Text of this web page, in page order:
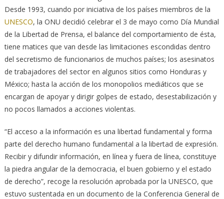
Desde 1993, cuando por iniciativa de los países miembros de la
UNESCO, la ONU decidió celebrar el 3 de mayo como Día Mundial
de la Libertad de Prensa, el balance del comportamiento de ésta,
tiene matices que van desde las limitaciones escondidas dentro
del secretismo de funcionarios de muchos países; los asesinatos
de trabajadores del sector en algunos sitios como Honduras y
México; hasta la acción de los monopolios mediáticos que se
encargan de apoyar y dirigir golpes de estado, desestabilización y
no pocos llamados a acciones violentas.
“El acceso a la información es una libertad fundamental y forma
parte del derecho humano fundamental a la libertad de expresión.
Recibir y difundir información, en línea y fuera de línea, constituye
la piedra angular de la democracia, el buen gobierno y el estado
de derecho”, recoge la resolución aprobada por la UNESCO, que
estuvo sustentada en un documento de la Conferencia General de